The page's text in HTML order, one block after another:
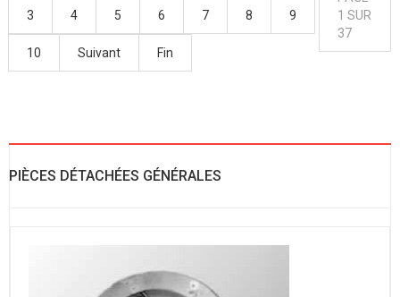
3 4 5 6 7 8 9
10 Suivant Fin
1 SUR
37
PIÈCES DÉTACHÉES GÉNÉRALES